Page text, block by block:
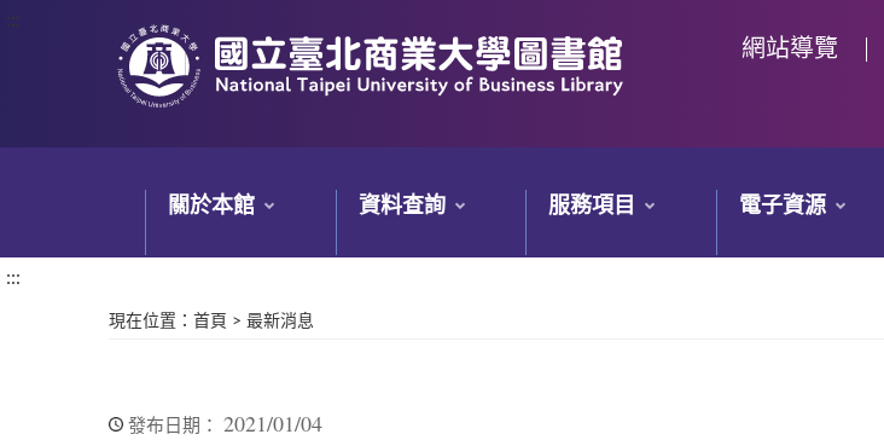
:::
:::
網站導覽
關於本館 資料查詢 服務項目 電子資源
:::
現在位置 ： 首頁 > 最新消息
發布日期： 2021/01/04